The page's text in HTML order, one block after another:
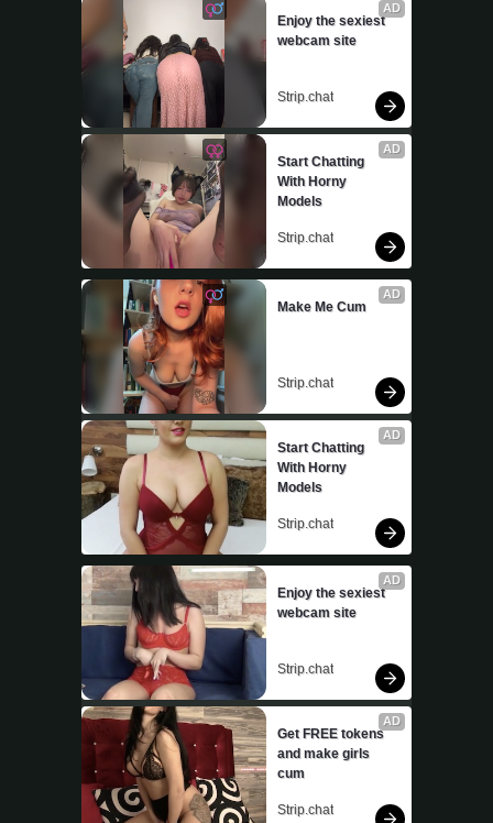
AD
Enjoy the sexiest
webcam site
Strip.chat
AD
Start Chatting
With Horny
Models
Strip.chat
AD
Make Me Cum
Strip.chat
AD
Start Chatting
With Horny
Models
Strip.chat
AD
Enjoy the sexiest
webcam site
Strip.chat
AD
Get FREE tokens
and make girls
cum
Strip.chat